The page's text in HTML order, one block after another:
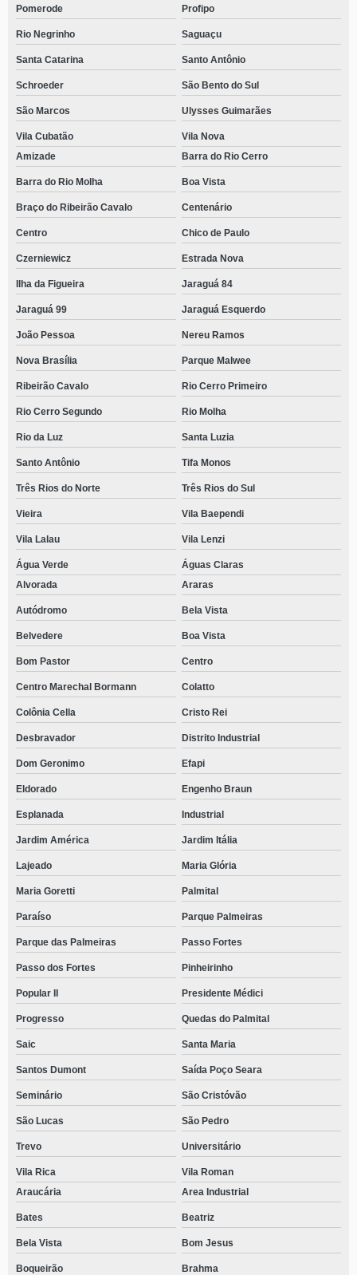
Pomerode Profipo
Rio Negrinho Saguaçu
Santa Catarina Santo Antônio
Schroeder São Bento do Sul
São Marcos Ulysses Guimarães
Vila Cubatão
Vila Nova
Amizade
Barra do Rio Cerro
Barra do Rio Molha Boa Vista
Braço do Ribeirão Cavalo Centenário
Centro Chico de Paulo
Czerniewicz Estrada Nova
Ilha da Figueira Jaraguá 84
Jaraguá 99 Jaraguá Esquerdo
João Pessoa Nereu Ramos
Nova Brasília Parque Malwee
Ribeirão Cavalo Rio Cerro Primeiro
Rio Cerro Segundo Rio Molha
Rio da Luz Santa Luzia
Santo Antônio Tifa Monos
Três Rios do Norte Três Rios do Sul
Vieira Vila Baependi
Vila Lalau Vila Lenzi
Água Verde
Águas Claras
Alvorada
Araras
Autódromo Bela Vista
Belvedere Boa Vista
Bom Pastor Centro
Centro Marechal Bormann Colatto
Colônia Cella Cristo Rei
Desbravador Distrito Industrial
Dom Geronimo Efapi
Eldorado Engenho Braun
Esplanada Industrial
Jardim América Jardim Itália
Lajeado Maria Glória
Maria Goretti Palmital
Paraíso Parque Palmeiras
Parque das Palmeiras Passo Fortes
Passo dos Fortes Pinheirinho
Popular II Presidente Médici
Progresso Quedas do Palmital
Saic Santa Maria
Santos Dumont Saída Poço Seara
Seminário São Cristóvão
São Lucas São Pedro
Trevo Universitário
Vila Rica
Vila Roman
Araucária
Area Industrial
Bates Beatriz
Bela Vista Bom Jesus
Boqueirão Brahma